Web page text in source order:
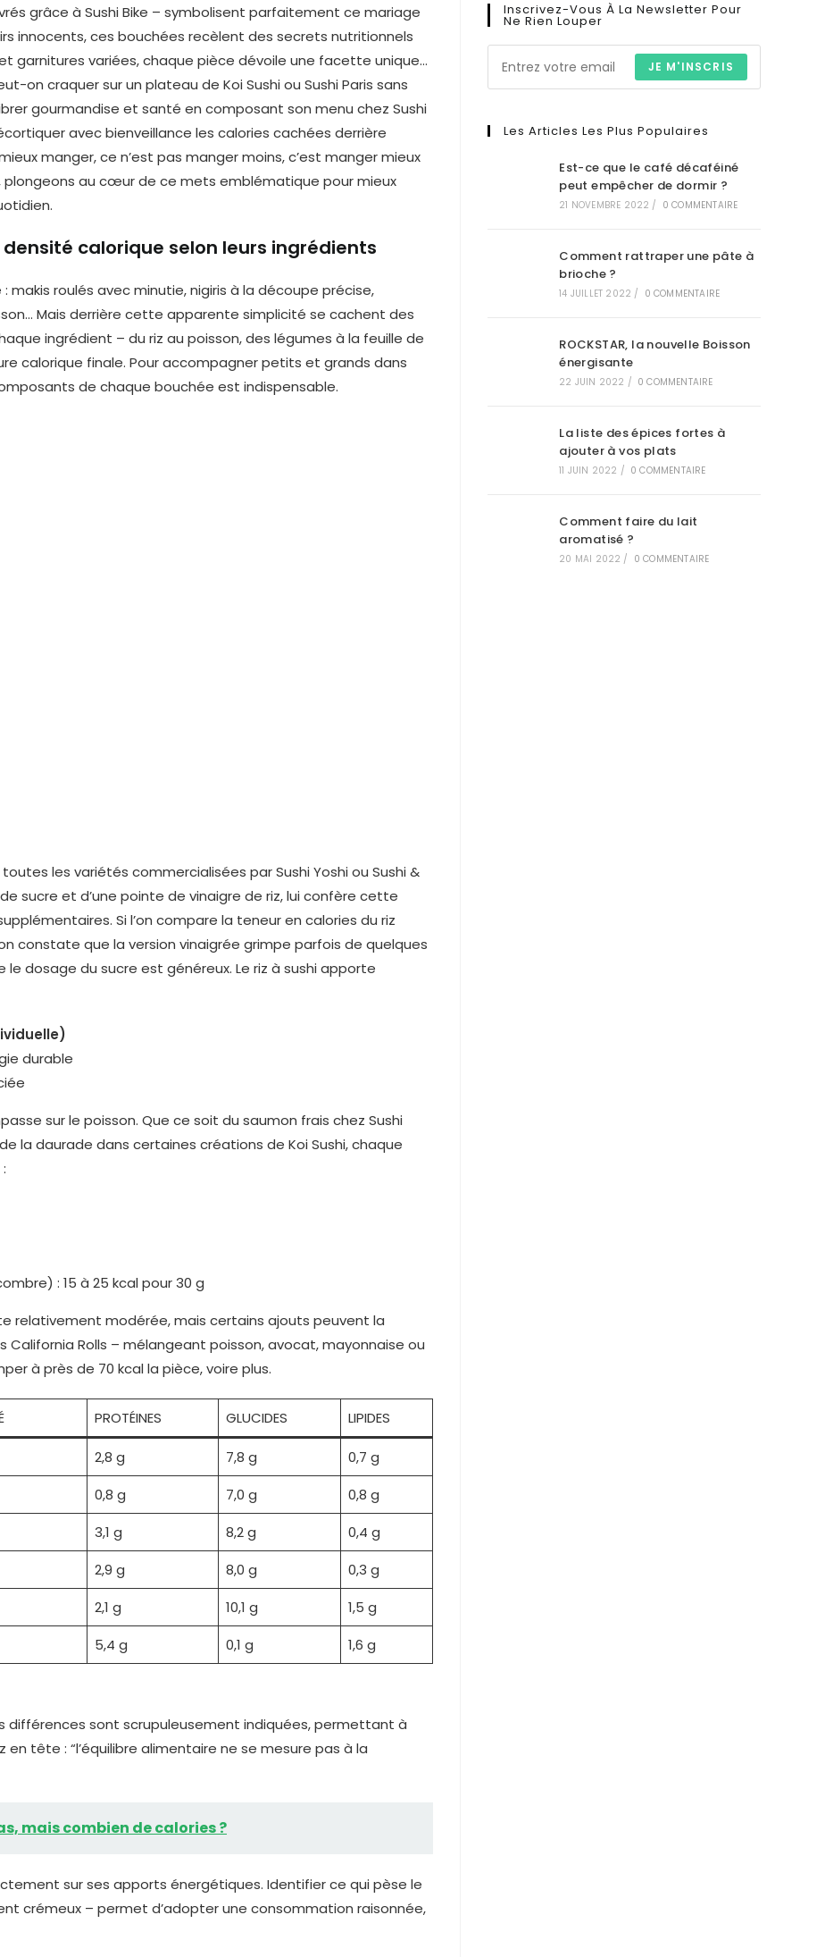
grâce à Sushi Bike – symbolisent parfaitement ce mariage
innocents, ces bouchées recèlent des secrets nutritionnels
garnitures variées, chaque pièce dévoile une facette unique…
on craquer sur un plateau de Koi Sushi ou Sushi Paris sans
gourmandise et santé en composant son menu chez Sushi
avec bienveillance les calories cachées derrière
manger, ce n’est pas manger moins, c’est manger mieux
plongeons au cœur de ce mets emblématique pour mieux
calorique selon leurs ingrédients
makis roulés avec minutie, nigiris à la découpe précise,
Mais derrière cette apparente simplicité se cachent des
ingrédient – du riz au poisson, des légumes à la feuille de
calorique finale. Pour accompagner petits et grands dans
de chaque bouchée est indispensable.
les variétés commercialisées par Sushi Yoshi ou Sushi &
sucre et d’une pointe de vinaigre de riz, lui confère cette
Si l’on compare la teneur en calories du riz
constate que la version vinaigrée grimpe parfois de quelques
dosage du sucre est généreux. Le riz à sushi apporte
durable
sur le poisson. Que ce soit du saumon frais chez Sushi
la daurade dans certaines créations de Koi Sushi, chaque
: 15 à 25 kcal pour 30 g
relativement modérée, mais certains ajouts peuvent la
Rolls – mélangeant poisson, avocat, mayonnaise ou
à près de 70 kcal la pièce, voire plus.
PROTÉINES GLUCIDES LIPIDES
2,8 g 7,8 g
0,7 g
0,8 g 7,0 g
0,8 g
3,1 g 8,2 g
0,4 g
2,9 g 8,0 g
0,3 g
2,1 g 10,1 g
1,5 g
5,4 g 0,1 g 1,6 g
différences sont scrupuleusement indiquées, permettant à
tête : “l’équilibre alimentaire ne se mesure pas à la
mais combien de calories ?
sur ses apports énergétiques. Identifier ce qui pèse le
crémeux – permet d’adopter une consommation raisonnée,
Inscrivez-Vous À La Newsletter Pour
Ne Rien Louper
JE M'INSCRIS
Les Articles Les Plus Populaires
Est-ce que le café décaféiné
peut empêcher de dormir ?
21 NOVEMBRE 2022 / 0 COMMENTAIRE
Comment rattraper une pâte à
brioche ?
14 JUILLET 2022 / 0 COMMENTAIRE
ROCKSTAR, la nouvelle Boisson
énergisante
22 JUIN 2022 / 0 COMMENTAIRE
La liste des épices fortes à
ajouter à vos plats
11 JUIN 2022 / 0 COMMENTAIRE
Comment faire du lait
aromatisé ?
20 MAI 2022 / 0 COMMENTAIRE